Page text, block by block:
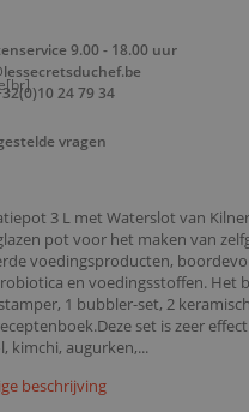
3 L met Waterslot van
pot voor het maken van
voedingsproducten,
en voedingsstoffen. Het
1 bubbler-set, 2
set is zeer
kimchi, augurken,...
beschrijving
9.00 - 18.00 uur
24 79 34
vragen